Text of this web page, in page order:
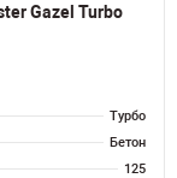
Gazel Turbo
Турбо
Бетон
125